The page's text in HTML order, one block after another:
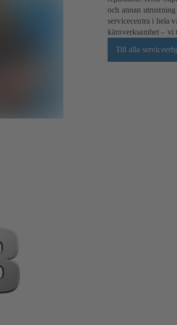
och annan
servicecentra i hela
kärnverksamhet – vi
Till alla